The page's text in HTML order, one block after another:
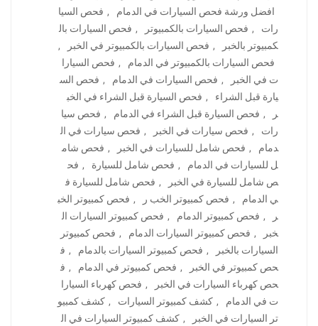
افضل ورشة فحص السيارات في الدمام
, فحص السيا
رات
, فحص السيارات بالكمبيوتر , فحص السيارات بال
كمبيوتر بالخبر
, فحص السيارات بالكمبيوتر في الخبر
,
فحص السيارات بالكمبيوتر في الدمام
, فحص السيارا
ت في الخبر
, فحص السيارات في الدمام , فحص الس
يارة قبل الشراء
, فحص السيارة قبل الشراء في الخب
ر
, فحص السيارة قبل الشراء في الدمام , فحص سيا
رات
, فحص سيارات في الخبر , فحص سيارات في ال
دمام
, فحص شامل للسيارات في الخبر , فحص شام
ل للسيارات في الدمام
, فحص شامل للسيارة , فح
ص شامل للسيارة في الخبر
, فحص شامل للسيارة ف
ي الدمام
, فحص كمبيوتر الخب ر , فحص كمبيوتر الخب
ر
, فحص كمبيوتر الدمام , فحص كمبيوتر السيارات ال
خبر
, فحص كمبيوتر السيارات الدمام , فحص كمبيوتر
السيارات بالخبر
, فحص كمبيوتر السيارات بالدمام , ف
حص كمبيوتر في الخبر
, فحص كمبيوتر في الدمام , ف
حص كهرباء السيارات في الخبر
, فحص كهرباء السيارا
ت في الدمام
, كشف كمبيوتر السيارات , كشف كمبيو
تر السيارات في الخبر
, كشف كمبيوتر السيارات في ال